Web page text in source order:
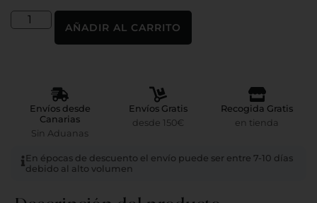
AÑADIR AL CARRITO
Envíos desde
Canarias
Sin Aduanas
Envíos Gratis
desde 150€
Recogida Gratis
en tienda
En épocas de descuento el envío puede ser entre 7-10 días
debido al alto volumen